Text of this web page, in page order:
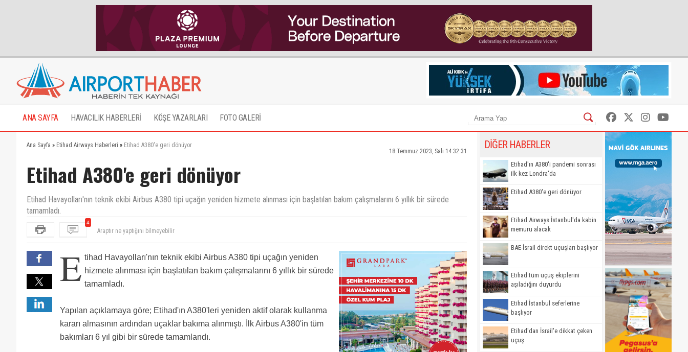
ANA SAYFA HAVACILIK HABERLERİ KÖŞE YAZARLARI FOTO GALERİ
Ana Sayfa » Etihad Airways Haberleri » Etihad A380'e geri dönüyor
18 Temmuz 2023, Salı 14:32:31
Etihad A380'e geri dönüyor
Etihad Havayolları'nın teknik ekibi Airbus A380 tipi uçağın yeniden hizmete alınması için başlatılan bakım çalışmalarını 6 yıllık bir sürede
tamamladı.
4
Ya bırak yeni uçak yapmayı ucağı söküp komple geri toplasak 6 yıl sürmez.
E tihad Havayolları'nın teknik ekibi Airbus A380 tipi uçağın yeniden
hizmete alınması için başlatılan bakım çalışmalarını 6 yıllık bir sürede
tamamladı.
Yapılan açıklamaya göre; Etihad'ın A380'leri yeniden aktif olarak kullanma
kararı almasının ardından uçaklar bakıma alınmıştı. İlk Airbus A380'in tüm
bakımları 6 yıl gibi bir sürede tamamlandı.
DİĞER HABERLER
Etihad'ın A380'i pandemi sonrası
ilk kez Londra'da
Etihad A380'e geri dönüyor
Etihad Airways İstanbul'da kabin
memuru alacak
BAE-İsrail direkt uçuşları başlıyor
Etihad tüm uçuş ekiplerini
aşıladığını duyurdu
Etihad İstanbul seferlerine
başlıyor
Etihad'dan İsrail'e dikkat çeken
uçuş